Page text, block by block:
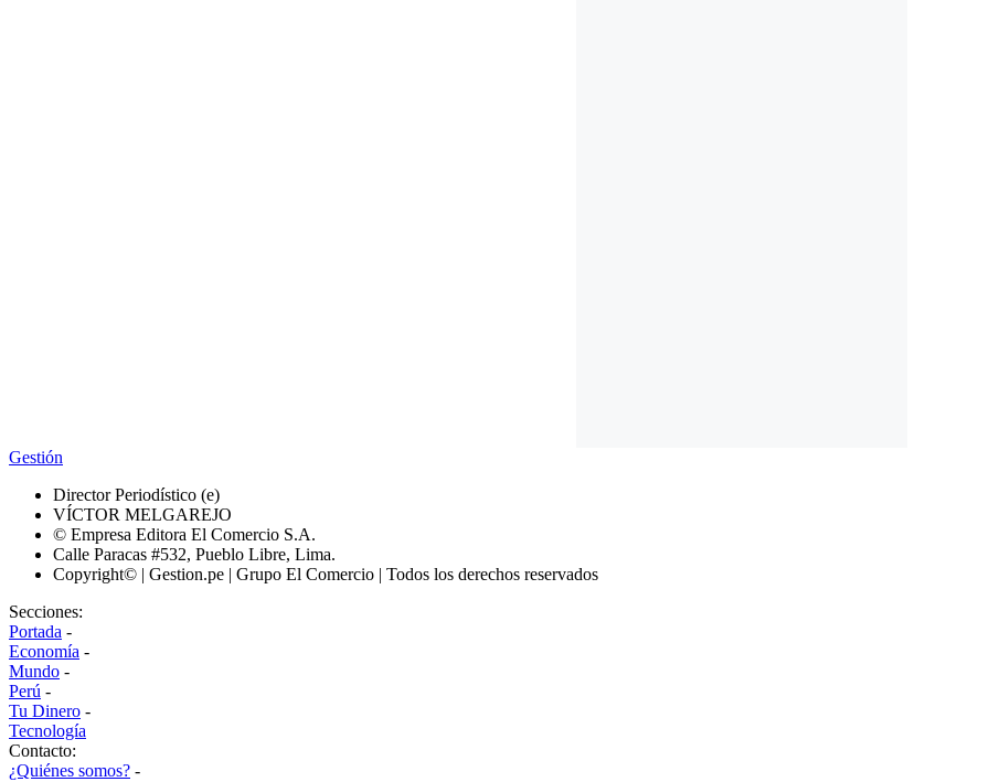
Gestión
Director Periodístico (e)
VÍCTOR MELGAREJO
© Empresa Editora El Comercio S.A.
Calle Paracas #532, Pueblo Libre, Lima.
Copyright© | Gestion.pe | Grupo El Comercio | Todos los derechos reservados
Secciones:
Portada -
Economía -
Mundo -
Perú -
Tu Dinero -
Tecnología
Contacto:
¿Quiénes somos? -